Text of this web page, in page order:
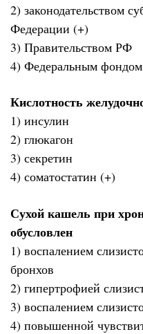
2) законодательством
Федерации (+)
3) Правительством РФ
4) Федеральным
Кислотность
1) инсулин
2) глюкагон
3) секретин
4) соматостатин (+)
Сухой кашель при
обусловлен
1) воспалением
бронхов
2) гипертрофией
3) воспалением
4) повышенной